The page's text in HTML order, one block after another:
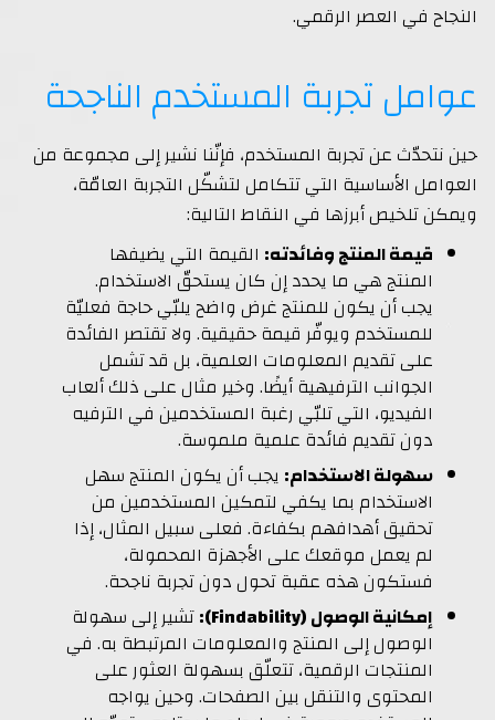
النجاح في العصر الرقمي.
عوامل تجربة المستخدم الناجحة
حين نتحدّث عن تجربة المستخدم، فإنّنا نشير إلى مجموعة من
العوامل الأساسية التي تتكامل لتشكّل التجربة العامّة،
ويمكن تلخيص أبرزها في النقاط التالية:
قيمة المنتج وفائدته: القيمة التي يضيفها
المنتج هي ما يحدد إن كان يستحقّ الاستخدام.
يجب أن يكون للمنتج غرض واضح يلبّي حاجة فعليّة
للمستخدم ويوفّر قيمة حقيقية. ولا تقتصر الفائدة
على تقديم المعلومات العلمية، بل قد تشمل
الجوانب الترفيهية أيضًا. وخير مثال على ذلك ألعاب
الفيديو، التي تلبّي رغبة المستخدمين في الترفيه
دون تقديم فائدة علمية ملموسة.
سهولة الاستخدام: يجب أن يكون المنتج سهل
الاستخدام بما يكفي لتمكين المستخدمين من
تحقيق أهدافهم بكفاءة. فعلى سبيل المثال، إذا
لم يعمل موقعك على الأجهزة المحمولة،
فستكون هذه عقبة تحول دون تجربة ناجحة.
إمكانية الوصول (Findability):
تشير إلى سهولة
الوصول إلى المنتج والمعلومات المرتبطة به. في
المنتجات الرقمية، تتعلّق بسهولة العثور على
المحتوى والتنقل بين الصفحات. وحين يواجه